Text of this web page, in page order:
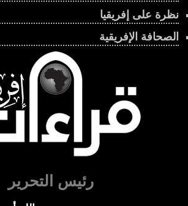
نظرة على إفريقيا
الصحافة الإفريقية
رئيس التحرير